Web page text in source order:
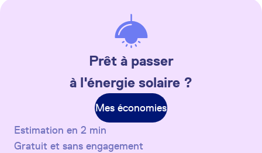
Prêt à passer
à l'énergie solaire ?
Mes économies
Estimation en 2 min
Gratuit et sans engagement